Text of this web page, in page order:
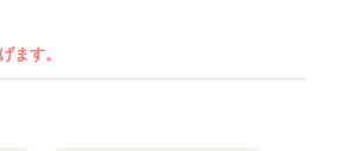
ます。